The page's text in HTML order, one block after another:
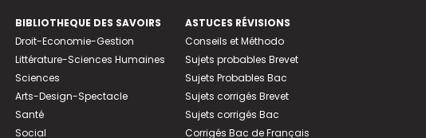
BIBLIOTHEQUE DES SAVOIRS
Droit-Economie-Gestion
Littérature-Sciences Humaines
Sciences
Arts-Design-Spectacle
Santé
Social
ASTUCES RÉVISIONS
Conseils et Méthodo
Sujets probables Brevet
Sujets Probables Bac
Sujets corrigés Brevet
Sujets corrigés Bac
Corrigés Bac de Français